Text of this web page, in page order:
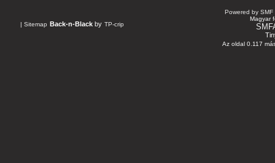
| Sitemap Back-n-Black by TP-crip
Powered by SMF
Magyar
Az oldal 0.117